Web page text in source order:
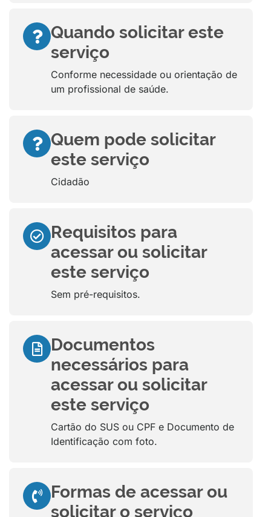
Quando solicitar este
serviço
Conforme necessidade ou orientação de
um profissional de saúde.
Quem pode solicitar
este serviço
Cidadão
Requisitos para
acessar ou solicitar
este serviço
Sem pré-requisitos.
Documentos
necessários para
acessar ou solicitar
este serviço
Cartão do SUS ou CPF e Documento de
Identificação com foto.
Formas de acessar ou
solicitar o serviço